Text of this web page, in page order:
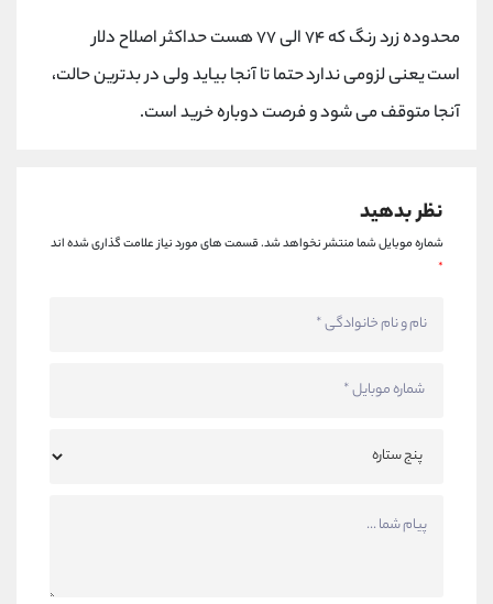
محدوده زرد رنگ که ۷۴ الی ۷۷ هست حداکثر اصلاح دلار
است یعنی لزومی ندارد حتما تا آنجا بیاید ولی در بدترین حالت،
آنجا متوقف می شود و فرصت دوباره خرید است.
نظر بدهید
شماره موبایل شما منتشر نخواهد شد.قسمت های مورد نیاز علامت گذاری شده اند
*